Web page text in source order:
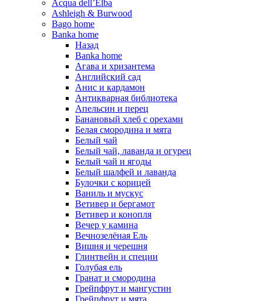
Acqua dell’Elba
Ashleigh & Burwood
Bago home
Banka home
Назад
Banka home
Агава и хризантема
Английский сад
Анис и кардамон
Антикварная библиотека
Апельсин и перец
Банановый хлеб с орехами
Белая смородина и мята
Белый чай
Белый чай, лаванда и огурец
Белый чай и ягоды
Белый шалфей и лаванда
Булочки с корицей
Ваниль и мускус
Ветивер и бергамот
Ветивер и конопля
Вечер у камина
Вечнозелёная Ель
Вишня и черешня
Глинтвейн и специи
Голубая ель
Гранат и смородина
Грейпфрут и мангустин
Грейпфрут и мята